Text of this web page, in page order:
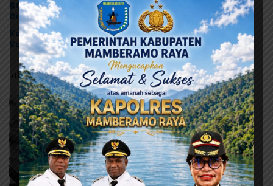
BGN Akui Kelalaian di Dapur MBG Jayapura, SPPG
Disetop Sementara dan Dievaluasi Total
Kasus Keracunan MBG di Depapre Tembus 527
Korban, Dinkes Papua Pastikan Tak Ada Pasien Kritis
Post Views:100